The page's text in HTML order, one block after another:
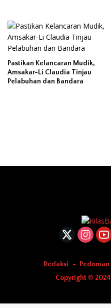
Pastikan Kelancaran Mudik,
Amsakar-Li Claudia Tinjau
Pelabuhan dan Bandara
Redaksi
Copyright ©